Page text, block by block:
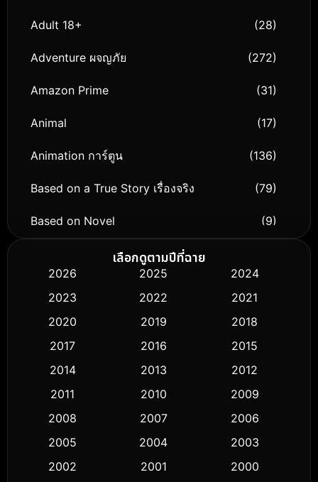
Adult 18+ (28)
Adventure ผจญภัย (272)
Amazon Prime (31)
Animal (17)
Animation การ์ตูน (136)
Based on a True Story เรื่องจริง (79)
Based on Novel (9)
Biography ชีวิตจริง
Classic หนังคลาสสิก (50)
Comedy ตลก (426)
Crime อาชญากรรม (503)
Cult Film
เลือกดูตามปีที่ฉาย
2026 2025
2024
2023
2022
2021
2020
2019
2018
2017
2016
2015
2014
2013
2012
2011
2010
2009
2008
2007
2006
2005
2004
2003
2002
2001
2000